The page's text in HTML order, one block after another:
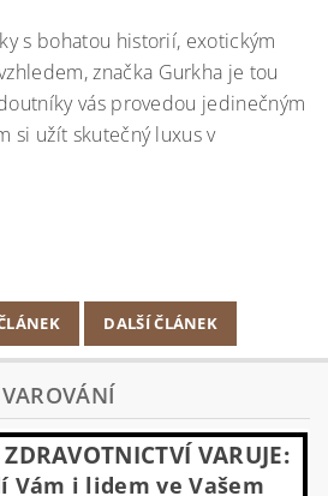
s bohatou historií, exotickým
značka Gurkha je tou
vás provedou jedinečným
si užít skutečný luxus v
DALŠÍ ČLÁNEK
VAROVÁNÍ
VARUJE:
Vám i lidem ve Vašem